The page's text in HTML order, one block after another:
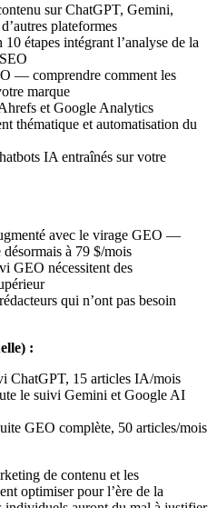
sur ChatGPT, Gemini,
plateformes
étapes intégrant l’analyse de la
— comprendre comment les
marque
et Google Analytics
thématique et automatisation du
IA entraînés sur votre
avec le virage GEO —
à 79 $/mois
GEO nécessitent des
qui n’ont pas besoin
:
ChatGPT, 15 articles IA/mois
le suivi Gemini et Google AI
GEO complète, 50 articles/mois
de contenu et les
optimiser pour l’ère de la